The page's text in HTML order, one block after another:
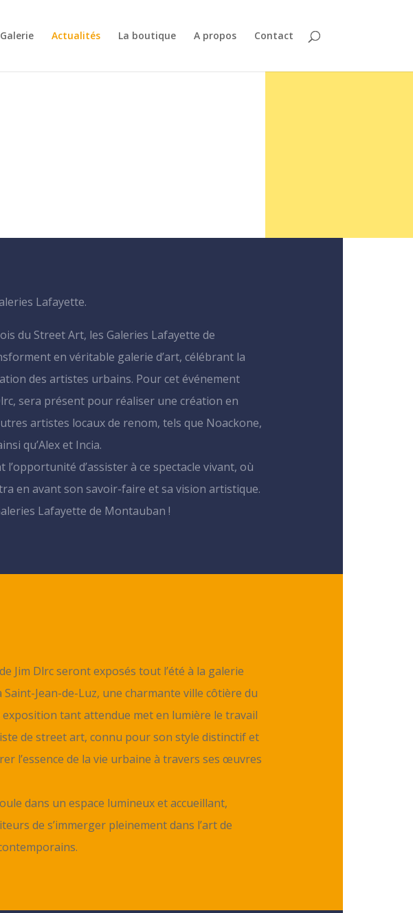
Galerie Actualités La boutique A propos Contact
Lafayette.
du Street Art, les Galeries Lafayette de
en véritable galerie d’art, célébrant la
des artistes urbains. Pour cet événement
sera présent pour réaliser une création en
artistes locaux de renom, tels que Noackone,
qu’Alex et Incia.
d’assister à ce spectacle vivant, où
en avant son savoir-faire et sa vision artistique.
Lafayette de Montauban !
Jim Dlrc seront exposés tout l’été à la galerie
Saint-Jean-de-Luz, une charmante ville côtière du
exposition tant attendue met en lumière le travail
de street art, connu pour son style distinctif et
l’essence de la vie urbaine à travers ses œuvres
dans un espace lumineux et accueillant,
de s’immerger pleinement dans l’art de